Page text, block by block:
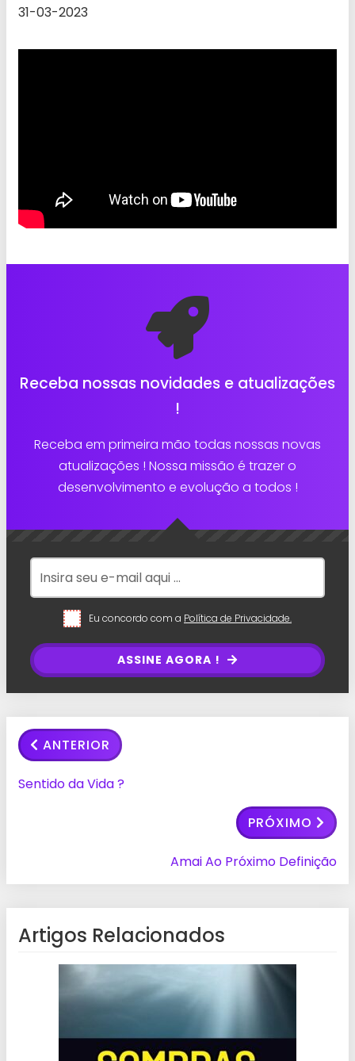
31-03-2023
Receba nossas novidades e atualizações
!
Receba em primeira mão todas nossas novas
atualizações ! Nossa missão é trazer o
desenvolvimento e evolução a todos !
Eu concordo com a Política de Privacidade.
ASSINE AGORA !
ANTERIOR
Sentido da Vida ?
PRÓXIMO
Amai Ao Próximo Definição
Artigos Relacionados